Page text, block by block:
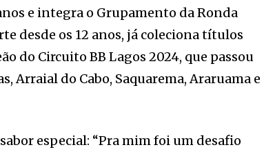
e integra o Grupamento da Ronda
desde os 12 anos, já coleciona títulos
do Circuito BB Lagos 2024, que passou
Arraial do Cabo, Saquarema, Araruama e
especial: “Pra mim foi um desafio